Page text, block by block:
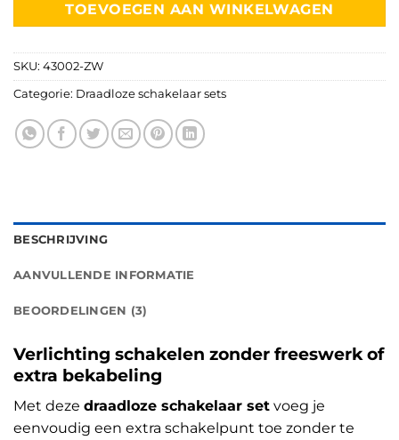
TOEVOEGEN AAN WINKELWAGEN
SKU: 43002-ZW
Categorie: Draadloze schakelaar sets
BESCHRIJVING
AANVULLENDE INFORMATIE
BEOORDELINGEN (3)
Verlichting schakelen zonder freeswerk of
extra bekabeling
Met deze draadloze schakelaar set voeg je
eenvoudig een extra schakelpunt toe zonder te